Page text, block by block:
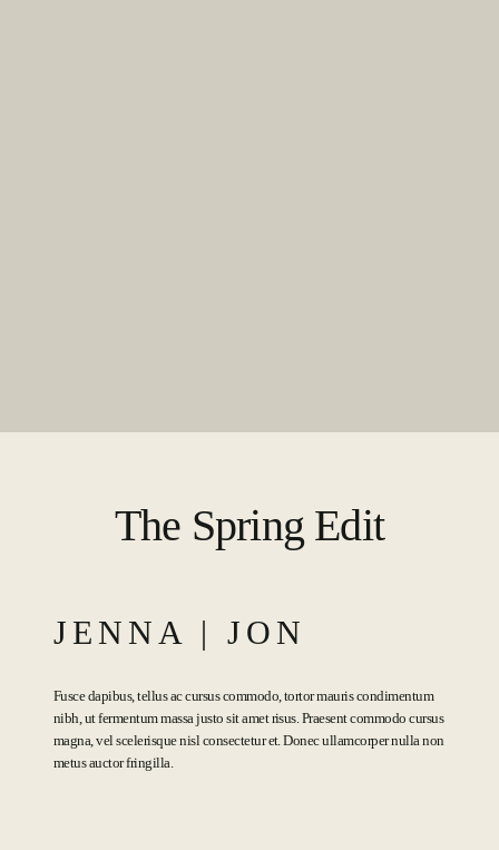
The Spring Edit
JENNA | JON
Fusce dapibus, tellus ac cursus commodo, tortor mauris condimentum
nibh, ut fermentum massa justo sit amet risus. Praesent commodo cursus
magna, vel scelerisque nisl consectetur et. Donec ullamcorper nulla non
metus auctor fringilla.